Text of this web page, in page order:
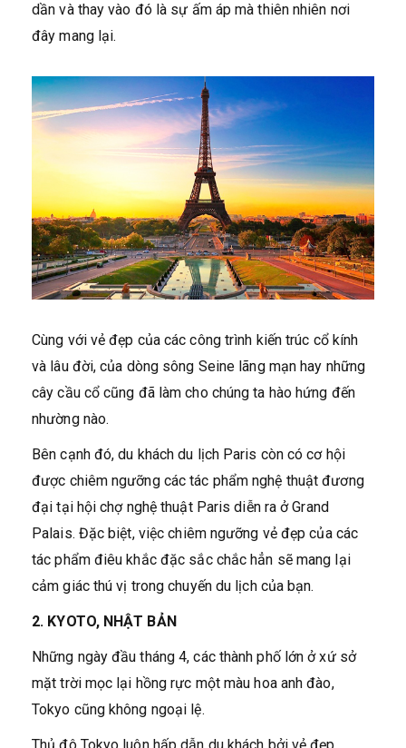
dần và thay vào đó là sự ấm áp mà thiên nhiên nơi
đây mang lại.
Cùng với vẻ đẹp của các công trình kiến trúc cổ kính
và lâu đời, của dòng sông Seine lãng mạn hay những
cây cầu cổ cũng đã làm cho chúng ta hào hứng đến
nhường nào.
Bên cạnh đó, du khách du lịch Paris còn có cơ hội
được chiêm ngưỡng các tác phẩm nghệ thuật đương
đại tại hội chợ nghệ thuật Paris diễn ra ở Grand
Palais. Đặc biệt, việc chiêm ngưỡng vẻ đẹp của các
tác phẩm điêu khắc đặc sắc chắc hẳn sẽ mang lại
cảm giác thú vị trong chuyến du lịch của bạn.
2. KYOTO, NHẬT BẢN
Những ngày đầu tháng 4, các thành phố lớn ở xứ sở
mặt trời mọc lại hồng rực một màu hoa anh đào,
Tokyo cũng không ngoại lệ.
Thủ đô Tokyo luôn hấp dẫn du khách bởi vẻ đẹp